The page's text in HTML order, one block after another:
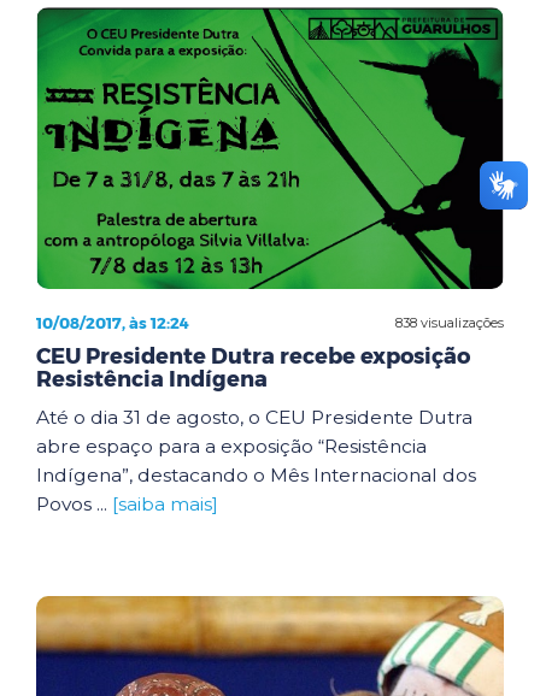
838 visualizações
10/08/2017, às 12:24
CEU Presidente Dutra recebe exposição
Resistência Indígena
Até o dia 31 de agosto, o CEU Presidente Dutra
abre espaço para a exposição “Resistência
Indígena”, destacando o Mês Internacional dos
Povos ... [saiba mais]